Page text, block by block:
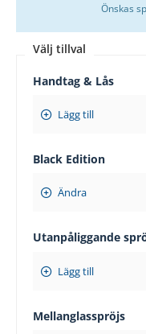
Önskas
Välj tillval
Handtag & Lås
Lägg till
Black Edition
Ändra
Utanpåliggande
Lägg till
Mellanglasspröjs